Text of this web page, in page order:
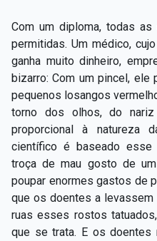
Com um diploma, todas
permitidas. Um médico,
ganha muito dinheiro,
bizarro: Com um pincel, ele
pequenos losangos
torno dos olhos, do
proporcional à natureza
científico é baseado esse
troça de mau gosto de
poupar enormes gastos de
que os doentes a levassem
ruas esses rostos
que se trata. E os